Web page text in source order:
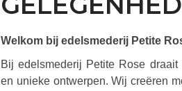
Welkom bij edelsmederij Petite
Bij edelsmederij Petite Rose
en unieke ontwerpen. Wij creëren